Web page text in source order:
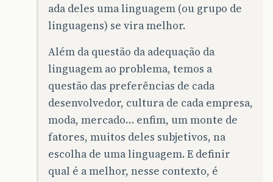
ada deles uma linguagem (ou grupo de
linguagens) se vira melhor.
Além da questão da adequação da
linguagem ao problema, temos a
questão das preferências de cada
desenvolvedor, cultura de cada empresa,
moda, mercado… enfim, um monte de
fatores, muitos deles subjetivos, na
escolha de uma linguagem. E definir
qual é a melhor, nesse contexto, é